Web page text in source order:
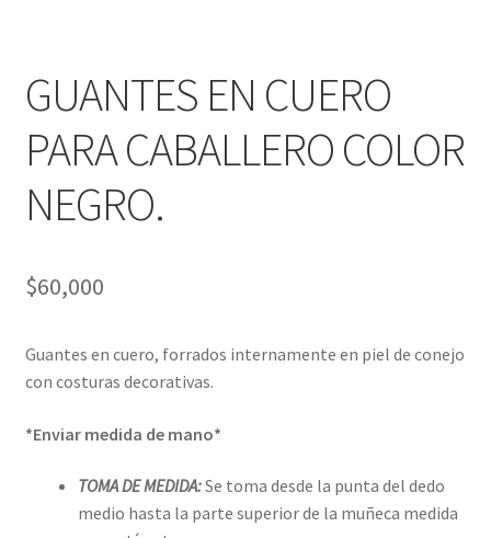
GUANTES EN CUERO
PARA CABALLERO COLOR
NEGRO.
$60,000
Guantes en cuero, forrados internamente en piel de conejo
con costuras decorativas.
*Enviar medida de mano*
TOMA DE MEDIDA:Se toma desde la punta del dedo
medio hasta la parte superior de la muñeca medida